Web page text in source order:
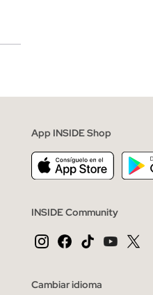
App INSIDE Shop
INSIDE Community
Cambiar idioma